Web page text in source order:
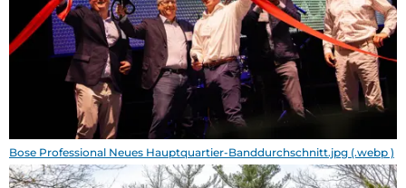
Bose Professional Neues Hauptquartier-Banddurchschnitt.jpg (.webp )